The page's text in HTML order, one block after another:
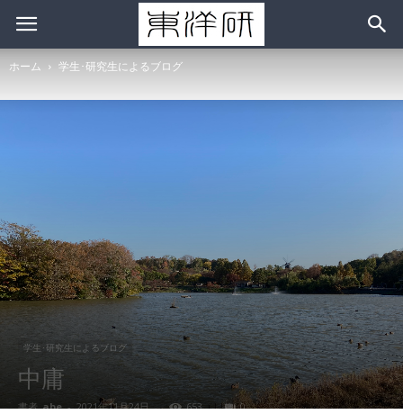
ホーム 学生･研究生によるブログ
学生･研究生によるブログ
中庸
書者 abe - 2021年11月24日 653 0